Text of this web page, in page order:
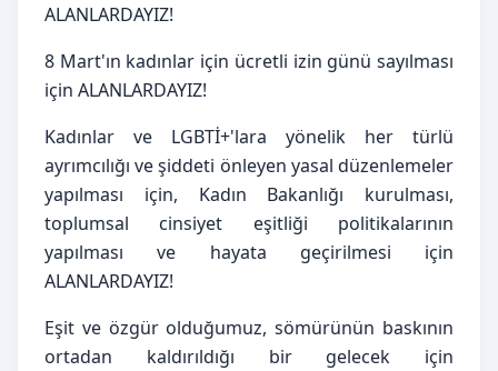
ALANLARDAYIZ!
8 Mart'ın kadınlar için ücretli izin günü sayılması
için ALANLARDAYIZ!
Kadınlar ve LGBTİ+'lara yönelik her türlü
ayrımcılığı ve şiddeti önleyen yasal düzenlemeler
yapılması için, Kadın Bakanlığı kurulması,
toplumsal cinsiyet eşitliği politikalarının
yapılması ve hayata geçirilmesi için
ALANLARDAYIZ!
Eşit ve özgür olduğumuz, sömürünün baskının
ortadan kaldırıldığı bir gelecek için